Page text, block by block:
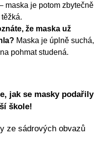
maska je potom zbytečně
že maska už
Maska je úplně suchá,
pohmat studená.
jak se masky podařily
škole!